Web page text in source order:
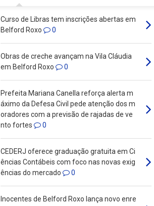
Curso de Libras tem inscrições abertas em
Belford Roxo
0
Obras de creche avançam na Vila Cláudia
em Belford Roxo
0
Prefeita Mariana Canella reforça alerta m
áximo da Defesa Civil pede atenção dos m
oradores com a previsão de rajadas de ve
nto fortes
0
CEDERJ oferece graduação gratuita em Ci
ências Contábeis com foco nas novas exig
ências do mercado
0
Inocentes de Belford Roxo lança novo enre